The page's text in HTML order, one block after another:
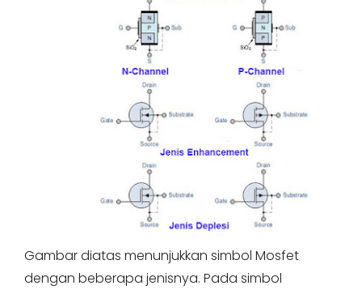
Gambar diatas menunjukkan simbol Mosfet
dengan beberapa jenisnya. Pada simbol